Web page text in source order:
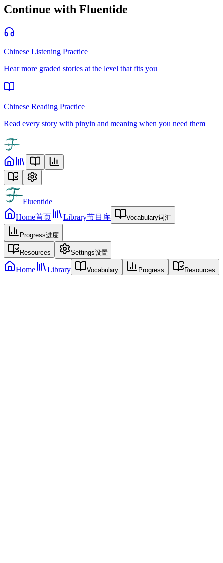
Continue with Fluentide
Chinese Listening Practice
Hear more graded stories at the level that fits you
Chinese Reading Practice
Read every story with pinyin and meaning when you need them
Fluentide
Home首页 Library节目库 Vocabulary词汇
Progress进度
Resources Settings设置
Home Library Vocabulary Progress Resources